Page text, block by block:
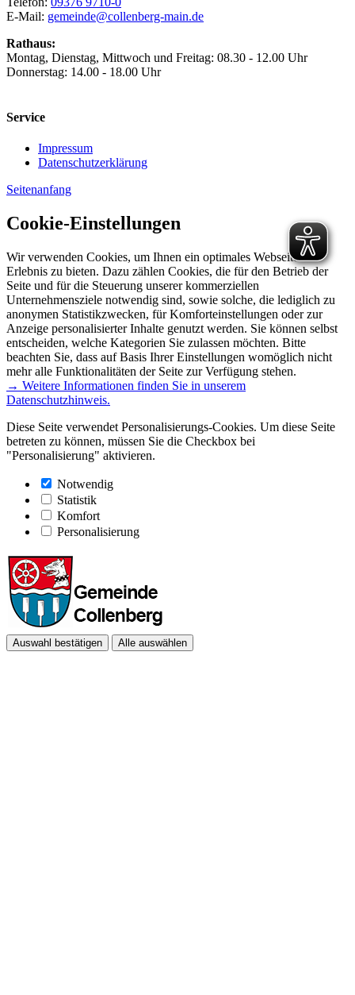
E-Mail: gemeinde@collenberg-main.de
Rathaus:
Montag, Dienstag, Mittwoch und Freitag: 08.30 - 12.00 Uhr
Donnerstag: 14.00 - 18.00 Uhr
Service
Impressum
Datenschutzerklärung
Seitenanfang
Cookie-Einstellungen
Wir verwenden Cookies, um Ihnen ein optimales Webseiten-
Erlebnis zu bieten. Dazu zählen Cookies, die für den Betrieb der
Seite und für die Steuerung unserer kommerziellen
Unternehmensziele notwendig sind, sowie solche, die lediglich zu
anonymen Statistikzwecken, für Komforteinstellungen oder zur
Anzeige personalisierter Inhalte genutzt werden. Sie können selbst
entscheiden, welche Kategorien Sie zulassen möchten. Bitte
beachten Sie, dass auf Basis Ihrer Einstellungen womöglich nicht
mehr alle Funktionalitäten der Seite zur Verfügung stehen.
→ Weitere Informationen finden Sie in unserem
Datenschutzhinweis.
Diese Seite verwendet Personalisierungs-Cookies. Um diese Seite
betreten zu können, müssen Sie die Checkbox bei
"Personalisierung" aktivieren.
Notwendig
Statistik
Komfort
Personalisierung
Auswahl bestätigen Alle auswählen